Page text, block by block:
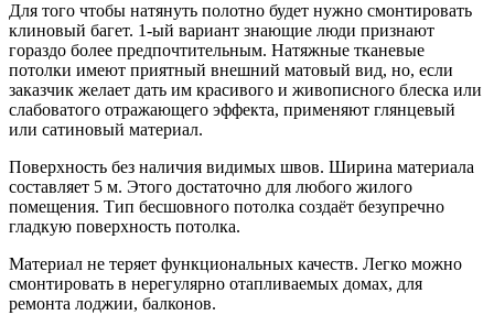
Для того чтобы натянуть полотно будет нужно смонтировать
клиновый багет. 1-ый вариант знающие люди признают
гораздо более предпочтительным. Натяжные тканевые
потолки имеют приятный внешний матовый вид, но, если
заказчик желает дать им красивого и живописного блеска или
слабоватого отражающего эффекта, применяют глянцевый
или сатиновый материал.
Поверхность без наличия видимых швов. Ширина материала
составляет 5 м. Этого достаточно для любого жилого
помещения. Тип бесшовного потолка создаёт безупречно
гладкую поверхность потолка.
Материал не теряет функциональных качеств. Легко можно
смонтировать в нерегулярно отапливаемых домах, для
ремонта лоджии, балконов.